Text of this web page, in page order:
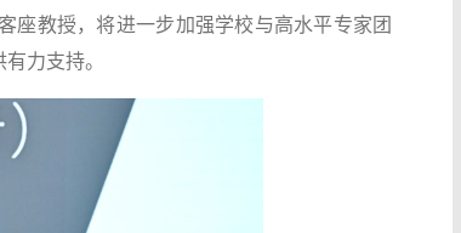
座教授，将进一步加强学校与高水平专家团
力支持。